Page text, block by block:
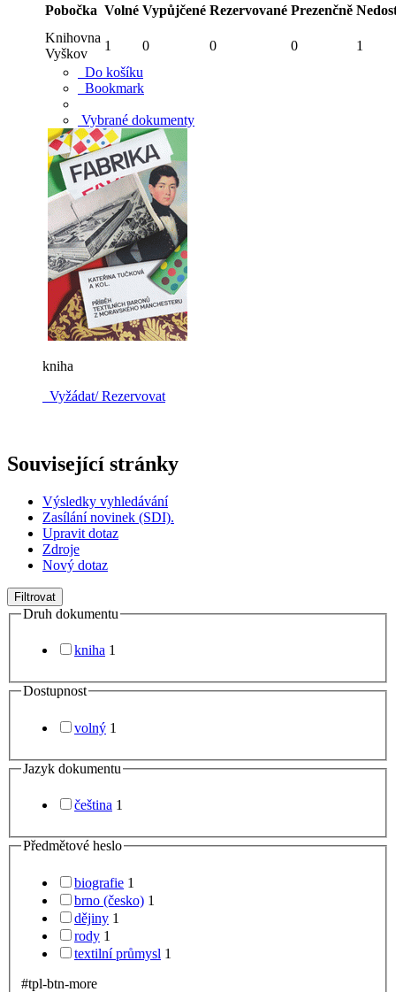
Pobočka Volné Vypůjčené Rezervované Prezenčně
Knihovna
Vyškov
1 0 0 0
1
Do košíku
Bookmark
Vybrané dokumenty
kniha
Vyžádat/ Rezervovat
Související stránky
Výsledky vyhledávání
Zasílání novinek (SDI).
Upravit dotaz
Zdroje
Nový dotaz
Filtrovat
Druh dokumentu
kniha 1
Dostupnost
volný 1
Jazyk dokumentu
čeština 1
Předmětové heslo
biografie 1
brno (česko) 1
dějiny 1
rody 1
textilní průmysl 1
#tpl-btn-more